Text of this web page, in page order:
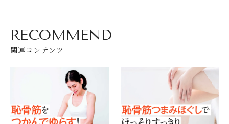
RECOMMEND
関連コンテンツ